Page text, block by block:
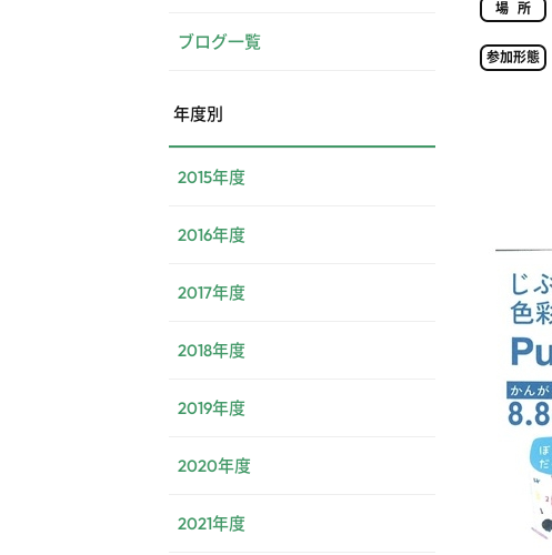
場所
参加形態
ブログ一覧
年度別
2015年度
2016年度
2017年度
2018年度
2019年度
2020年度
2021年度